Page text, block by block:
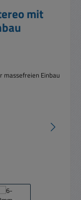
mit